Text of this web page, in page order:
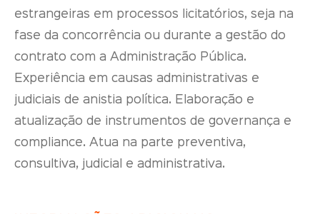
estrangeiras em processos licitatórios, seja na
fase da concorrência ou durante a gestão do
contrato com a Administração Pública.
Experiência em causas administrativas e
judiciais de anistia política. Elaboração e
atualização de instrumentos de governança e
compliance. Atua na parte preventiva,
consultiva, judicial e administrativa.